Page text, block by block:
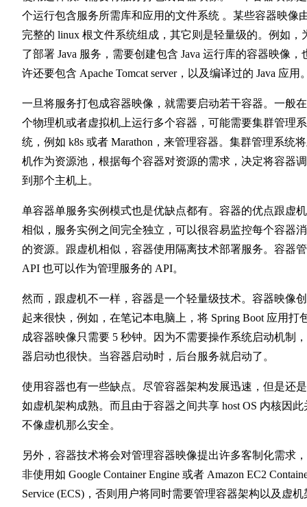
个运行包含服务所需库和应用的文件系统 ​。某些容器映像
完整的 linux 根文件系统组成，其它则是轻量级的。例如，
了部署 Java 服务，需要创建包含 Java 运行库的容器映像，
许还要包含 Apache Tomcat server，以及编译过的 Java 应用
一旦将服务打包成容器映像，就需要启动若干容器。一般
个物理机或者虚拟机上运行多个容器，可能需要集群管理系
统，例如 k8s 或者 Marathon，来管理容器。集群管理系统
机作为资源池，根据每个容器对资源的需求，决定将容器
到那个主机上。
单容器单服务实例模式也是优缺点都有。容器的优点跟虚
相似，服务实例之间完全独立，可以很容易监控每个容器
的资源。跟虚机相似，容器使用隔离技术部署服务。容器
API 也可以作为管理服务的 API。
然而，跟虚机不一样，容器是一个轻量级技术。容器映像
起来很快，例如，在笔记本电脑上，将 Spring Boot 应用打
成容器映像只需要 5 秒钟。因为不需要操作系统启动机制
器启动也很快。当容器启动时，后台服务就启动了。
使用容器也有一些缺点。尽管容器架构发展迅速，但是还
如虚机架构成熟。而且由于容器之间共享 host OS 内核因此
不像虚机那么安全。
另外，容器技术将会对管理容器映像提出许多客制化需求
非使用如 Google Container Engine 或者 Amazon EC2
Service (ECS)，否则用户将同时需要管理容器架构以及虚机